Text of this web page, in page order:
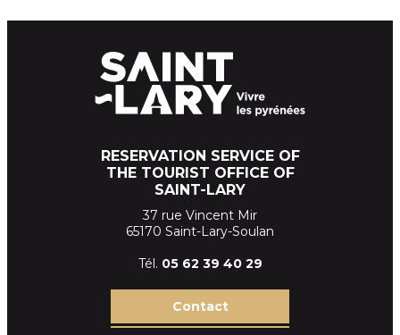
RESERVATION SERVICE OF
THE TOURIST OFFICE OF
SAINT-LARY
37 rue Vincent Mir
65170 Saint-Lary-Soulan
Tél. 05 62 39 40 29
Contact